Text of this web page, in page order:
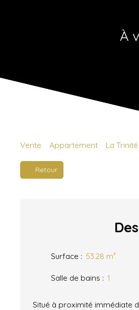
À
Vente Appartement La
Retour
Surface : 53.28 m²
Salle de bains : 1
Situé à proximité immédiate